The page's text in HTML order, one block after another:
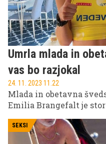
Umrla mlada in
vas bo razjokal
24. 11. 2023 11.22
Mlada in obetavna
Emilia Brangefalt je
SEKSI